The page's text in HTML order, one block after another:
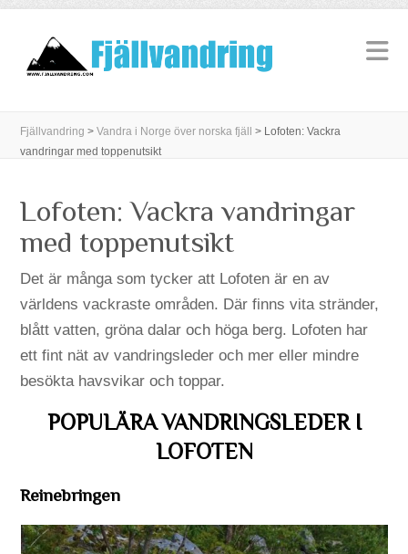
Fjällvandring >Vandra i Norge över norska fjäll > Lofoten: Vackra
vandringar med toppenutsikt
Lofoten: Vackra vandringar
med toppenutsikt
Det är många som tycker att Lofoten är en av
världens vackraste områden. Där finns vita stränder,
blått vatten, gröna dalar och höga berg. Lofoten har
ett fint nät av vandringsleder och mer eller mindre
besökta havsvikar och toppar.
POPULÄRA VANDRINGSLEDER I
LOFOTEN
Reinebringen